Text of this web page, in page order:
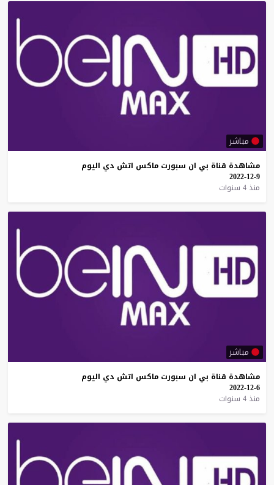
مباشر
مشاهدة قناة بي ان سبورت ماكس اتش دي اليوم
9-12-2022
منذ 4 سنوات
مباشر
مشاهدة قناة بي ان سبورت ماكس اتش دي اليوم
6-12-2022
منذ 4 سنوات